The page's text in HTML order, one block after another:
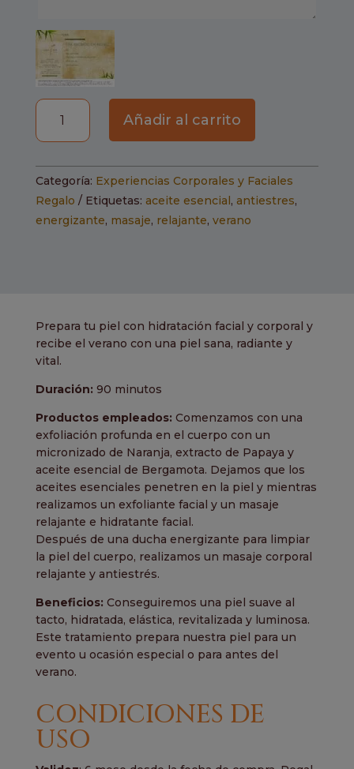
Experiencia
Integral
Pre-
verano
cantidad
Añadir al carrito
Categoría: Experiencias Corporales y Faciales
Regalo
Etiquetas: aceite esencial, antiestres,
energizante, masaje, relajante, verano
Prepara tu piel con hidratación facial y corporal y
recibe el verano con una piel sana, radiante y
vital.
Duración: 90 minutos
Productos empleados: Comenzamos con una
exfoliación profunda en el cuerpo con un
micronizado de Naranja, extracto de Papaya y
aceite esencial de Bergamota. Dejamos que los
aceites esenciales penetren en la piel y mientras
realizamos un exfoliante facial y un masaje
relajante e hidratante facial.
Después de una ducha energizante para limpiar
la piel del cuerpo, realizamos un masaje corporal
relajante y antiestrés.
Beneficios: Conseguiremos una piel suave al
tacto, hidratada, elástica, revitalizada y luminosa.
Este tratamiento prepara nuestra piel para un
evento u ocasión especial o para antes del
verano.
CONDICIONES DE
USO